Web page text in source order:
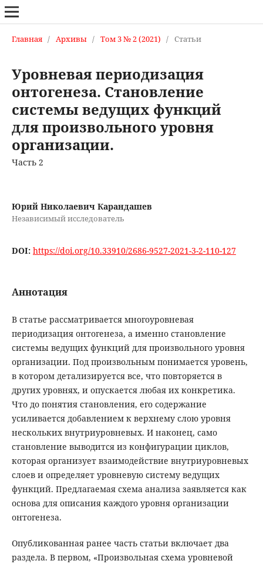
Главная / Архивы / Том 3 № 2 (2021) / Статьи
Уровневая периодизация
онтогенеза. Становление
системы ведущих функций
для произвольного уровня
организации.
Часть 2
Юрий Николаевич Карандашев
Независимый исследователь
DOI: https://doi.org/10.33910/2686-9527-2021-3-2-110-127
Аннотация
В статье рассматривается многоуровневая
периодизация онтогенеза, а именно становление
системы ведущих функций для произвольного уровня
организации. Под произвольным понимается уровень,
в котором детализируется все, что повторяется в
других уровнях, и опускается любая их конкретика.
Что до понятия становления, его содержание
усиливается добавлением к верхнему слою уровня
нескольких внутриуровневых. И наконец, само
становление выводится из конфигурации циклов,
которая организует взаимодействие внутриуровневых
слоев и определяет уровневую систему ведущих
функций. Предлагаемая схема анализа заявляется как
основа для описания каждого уровня организации
онтогенеза.
Опубликованная ранее часть статьи включает два
раздела. В первом, «Произвольная схема уровневой